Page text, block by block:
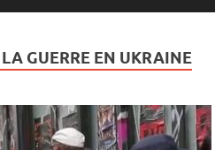
LA GUERRE EN UKRAINE